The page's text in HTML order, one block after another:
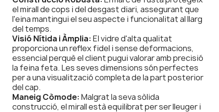
el mirall de cops i del desgast diari, assegurant que
l'eina mantingui el seu aspecte i funcionalitat al llarg
del temps.
Visió Nítida i Àmplia:El vidre d'alta qualitat
proporciona un reflex fidel i sense deformacions,
essencial perquè el client pugui valorar amb precisió
la feina feta. Les seves dimensions són perfectes
per a una visualització completa de la part posterior
del cap.
Maneig Còmode:Malgrat la seva sòlida
construcció, el mirall està equilibrat per ser lleuger i